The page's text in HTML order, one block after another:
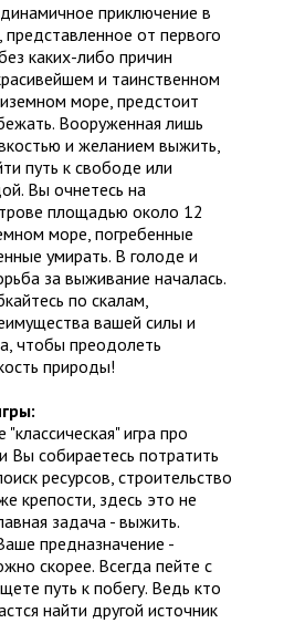
приключение в
от первого
каких-либо причин
и таинственном
море, предстоит
Вооруженная лишь
и желанием выжить,
путь к свободе или
Вы очнетесь на
площадью около 12
море, погребенные
умирать. В голоде и
за выживание началась.
по скалам,
вашей силы и
чтобы преодолеть
природы!
игра про
Вы собираетесь потратить
ресурсов, строительство
крепости, здесь это не
задача - выжить.
предназначение -
скорее. Всегда пейте с
путь к побегу. Ведь кто
найти другой источник